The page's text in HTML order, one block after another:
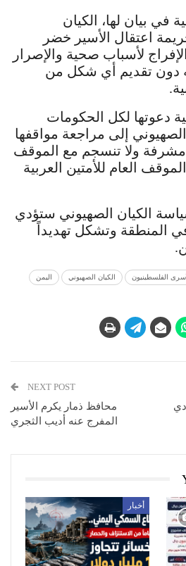
في بيان لها، الكيان
اعتقال الأسير خضر
لأسباب صحية والإصرار
دون تقديم أي شكل من
دعوتها لكل الحكومات
إلى مراجعة مواقفها
مشرفة ولا تنسجم مع الموقف
العام للأمتين العربية
الكيان الصهيوني ستؤدي
المنطقة وتشكل تهديداً
الفلسطينيون الكيان الصهيوني اليمن
NEXT POST
محافظ ذمار يكرم الأسير
المفرج عنه أديب الثجري
أخبار